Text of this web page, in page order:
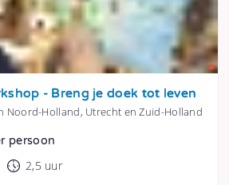
- Breng je doek tot leven
Noord-Holland, Utrecht en Zuid-Holland
persoon
2,5 uur